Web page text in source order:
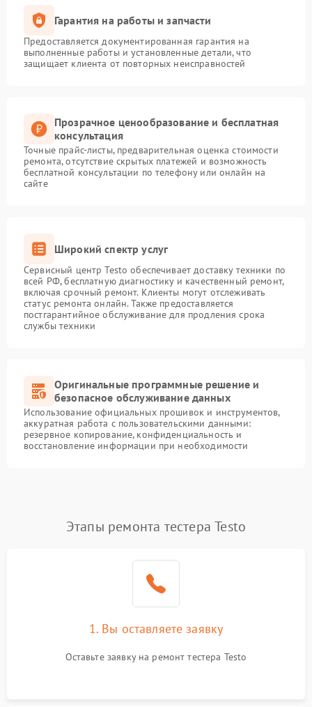
Гарантия на работы и запчасти
Предоставляется документированная гарантия на
выполненные работы и установленные детали, что
защищает клиента от повторных неисправностей
Прозрачное ценообразование и бесплатная
консультация
Точные прайс-листы, предварительная оценка стоимости
ремонта, отсутствие скрытых платежей и возможность
бесплатной консультации по телефону или онлайн на
сайте
Широкий спектр услуг
Сервисный центр Testo обеспечивает доставку техники по
всей РФ, бесплатную диагностику и качественный ремонт,
включая срочный ремонт. Клиенты могут отслеживать
статус ремонта онлайн. Также предоставляется
постгарантийное обслуживание для продления срока
службы техники
Оригинальные программные решение и
безопасное обслуживание данных
Использование официальных прошивок и инструментов,
аккуратная работа с пользовательскими данными:
резервное копирование, конфиденциальность и
восстановление информации при необходимости
Этапы ремонта тестера Testo
1. Вы оставляете заявку
Оставьте заявку на ремонт тестера Testo